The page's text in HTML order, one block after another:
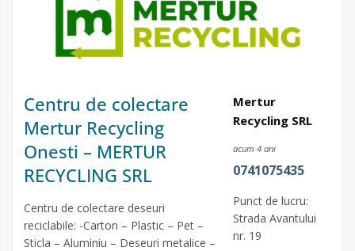
Centru de colectare
Mertur Recycling
Onesti – MERTUR
RECYCLING SRL
Centru de colectare deseuri
reciclabile: -Carton – Plastic – Pet –
Sticla – Aluminiu – Deseuri metalice –
Mertur
Recycling SRL
acum 4 ani
0741075435
Punct de lucru:
Strada Avantului
nr. 19